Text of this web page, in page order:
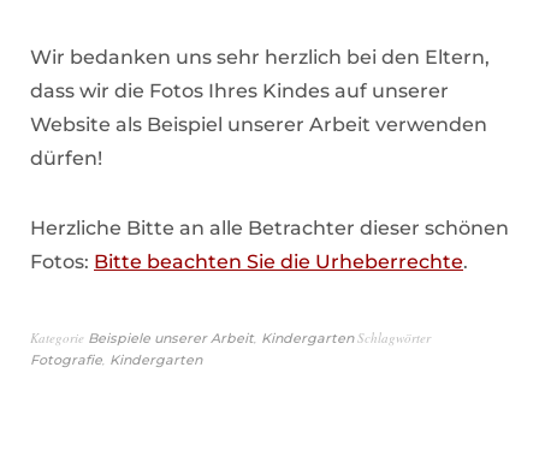
Wir bedanken uns sehr herzlich bei den Eltern,
dass wir die Fotos Ihres Kindes auf unserer
Website als Beispiel unserer Arbeit verwenden
dürfen!
Herzliche Bitte an alle Betrachter dieser schönen
Fotos: Bitte beachten Sie die Urheberrechte.
Kategorie Beispiele unserer Arbeit Kindergarten Schlagwörter
Fotografie Kindergarten